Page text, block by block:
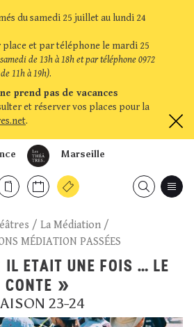
du samedi 25 juillet au lundi 24
et par téléphone le mardi 25
de 13h à 18h et par téléphone 0972
11h à 19h).
prend pas de vacances
et réserver vos places pour la
.
Marseille
/ La Médiation /
MÉDIATION PASSÉES
ETAIT UNE FOIS … LE
CONTE »
23-24